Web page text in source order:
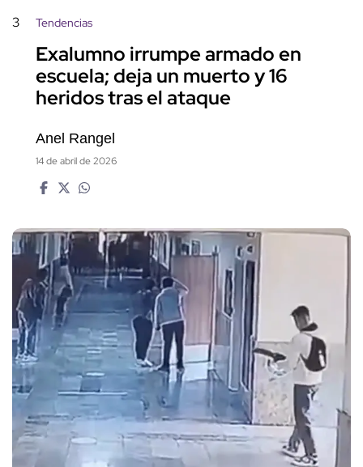
3 Tendencias
Exalumno irrumpe armado en
escuela; deja un muerto y 16
heridos tras el ataque
Anel Rangel
14 de abril de 2026